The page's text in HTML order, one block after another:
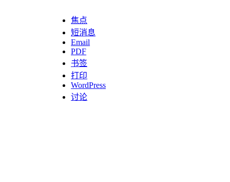
焦点
短消息
Email
PDF
书签
打印
WordPress
讨论